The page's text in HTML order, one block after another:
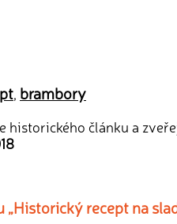
, brambory
historického článku a
„Historický recept na